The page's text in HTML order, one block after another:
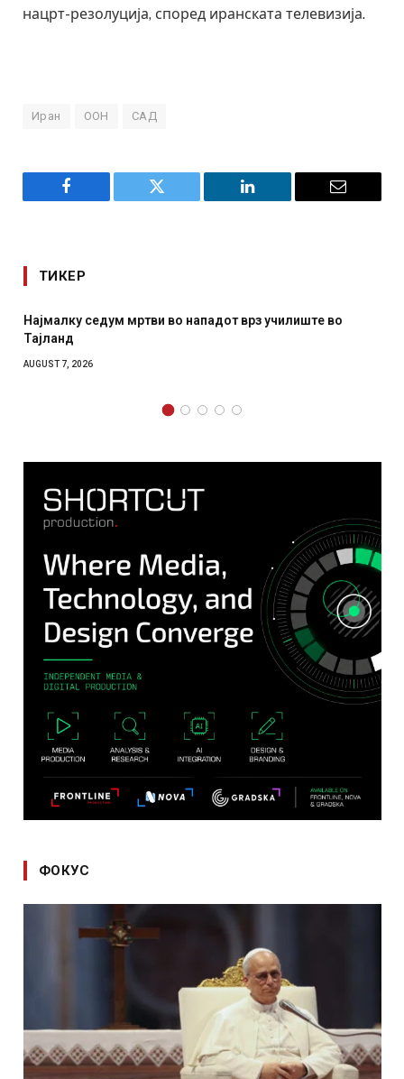
нацрт-резолуција, според иранската телевизија.
Иран ООН САД
Facebook Twitter LinkedIn Email
ТИКЕР
СОЗИС: Украинците повеќе им веруваат на генералите
отколку на Зеленски
AUGUST 7, 2026
ФОКУС